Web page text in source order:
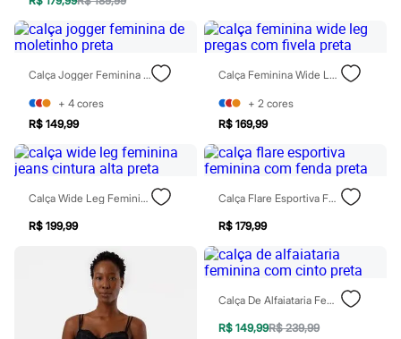
Rasteirinhas
Sandálias
Tênis
Marcas
Fifteen
Miss Fifteen
Palomino
Moda íntima
Calcinhas
Cuecas
Meias
Pijamas
Moda praia
Biquínis e Maiôs
Blusas de proteção
Personagens
Calça Jogger Feminina De Moletinho Preta
+ 4 cores
R$ 149,99
Calça Feminina Wide Leg Pregas Com Fivela Preta
+ 2 cores
R$ 169,99
Calça Wide Leg Feminina Jeans Cintura Alta Preta
R$ 199,99
Calça Flare Esportiva Feminina Com Fenda Preta
R$ 179,99
Calça De Alfaiataria Feminina Com Cinto Preta
R$ 149,99R$ 239,99